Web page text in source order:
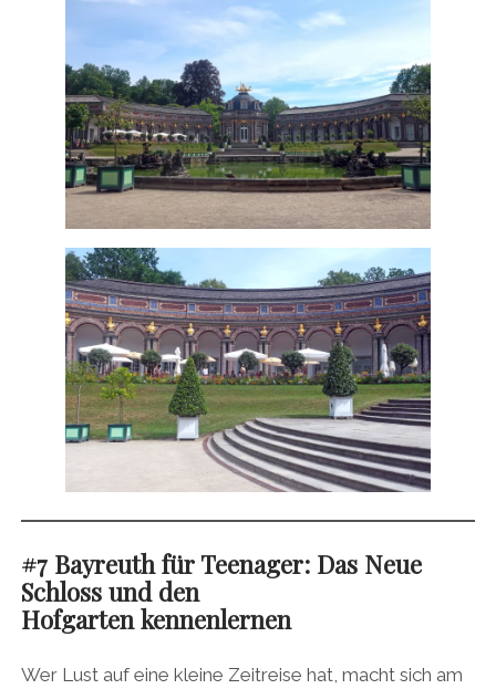
#7 Bayreuth für Teenager: Das Neue
Schloss und den
Hofgarten kennenlernen
Wer Lust auf eine kleine Zeitreise hat, macht sich am